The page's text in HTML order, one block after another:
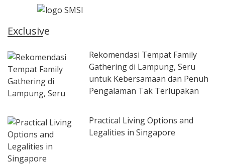
Exclusive
Rekomendasi Tempat Family
Gathering di Lampung, Seru
untuk Kebersamaan dan Penuh
Pengalaman Tak Terlupakan
Practical Living Options and
Legalities in Singapore